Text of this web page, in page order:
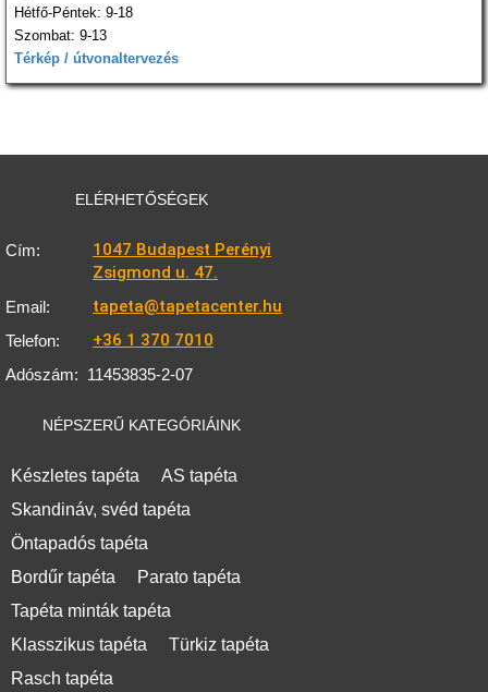
Hétfő-Péntek: 9-18
Szombat: 9-13
Térkép / útvonaltervezés
ELÉRHETŐSÉGEK
Cím:
1047 Budapest Perényi
Zsigmond u. 47.
Email: tapeta@tapetacenter.hu
Telefon: +36 1 370 7010
Adószám: 11453835-2-07
NÉPSZERŰ KATEGÓRIÁINK
Készletes tapéta
AS tapéta
Skandináv, svéd tapéta
Öntapadós tapéta
Bordűr tapéta
Parato tapéta
Tapéta minták tapéta
Klasszikus tapéta
Türkiz tapéta
Rasch tapéta